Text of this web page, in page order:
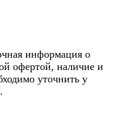
информация о
офертой, наличие и
уточнить у